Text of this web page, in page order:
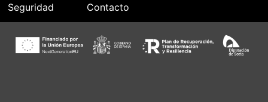
Seguridad
Contacto